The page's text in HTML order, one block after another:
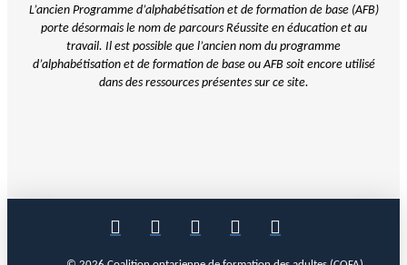
L’ancien Programme d’alphabétisation et de formation de base (AFB)
porte désormais le nom de parcours Réussite en éducation et au
travail. Il est possible que l’ancien nom du programme
d’alphabétisation et de formation de base ou AFB soit encore utilisé
dans des ressources présentes sur ce site.